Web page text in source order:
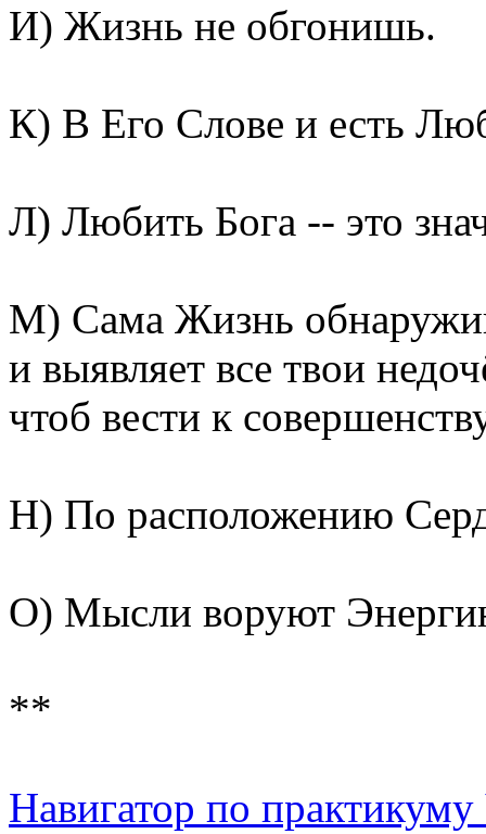
И) Жизнь не обгонишь.
К) В Его Слове и есть
Л) Любить Бога -- это
М) Сама Жизнь
и выявляет все твои
чтоб вести к
Н) По расположению
О) Мысли воруют
**
Навигатор по